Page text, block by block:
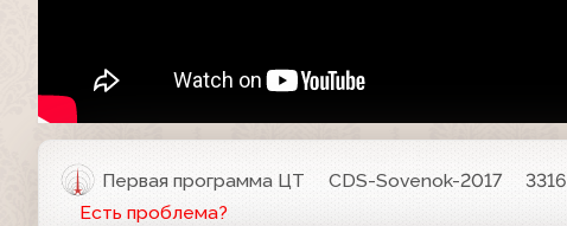
Первая программа ЦТ CDS-Sovenok-2017 3316
Есть проблема?